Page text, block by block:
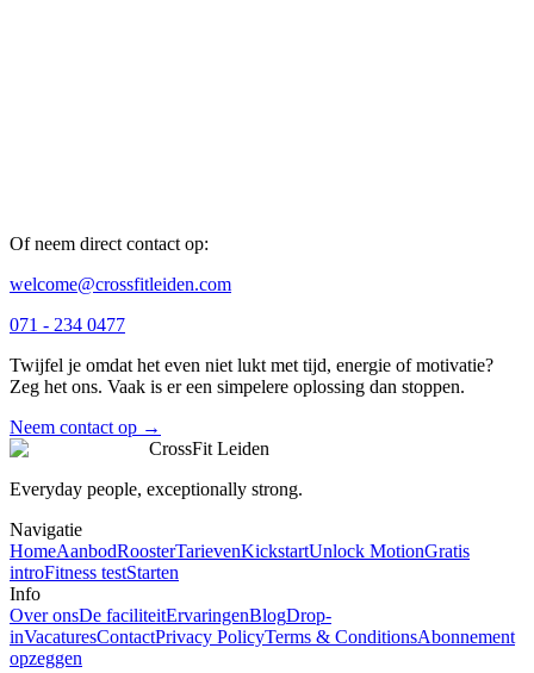
Of neem direct contact op:
welcome@crossfitleiden.com
071 - 234 0477
Twijfel je omdat het even niet lukt met tijd, energie of motivatie?
Zeg het ons. Vaak is er een simpelere oplossing dan stoppen.
Neem contact op →
CrossFit Leiden
Everyday people, exceptionally strong.
Navigatie
HomeAanbodRoosterTarievenKickstartUnlock MotionGratis
introFitness testStarten
Info
Over onsDe faciliteitErvaringenBlogDrop-
inVacaturesContactPrivacy PolicyTerms & ConditionsAbonnement
opzeggen